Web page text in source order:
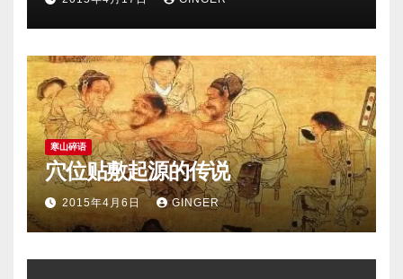
寒山碎语
穴位贴敷起源的传说
2015年4月6日 GINGER